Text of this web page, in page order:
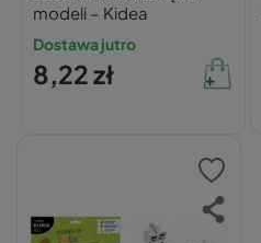
modeli – Kidea
Dostawa jutro
8,22 zł